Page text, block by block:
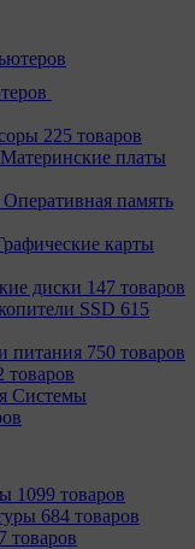
225 товаров
Материнcкие платы
Оперативная память
карты
диски 147 товаров
SSD 615
питания 750 товаров
товаров
Системы
1099 товаров
684 товаров
товаров